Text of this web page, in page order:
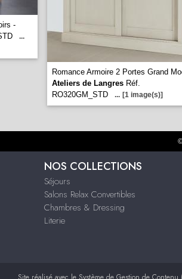
-
...
Romance Armoire 2 Portes Grand
Ateliers de Langres Réf.
RO320GM_STD
... [1 image(s)]
NOS COLLECTIONS
Séjours
Salons Relax Convertibles
Chambres & Dressing
Literie